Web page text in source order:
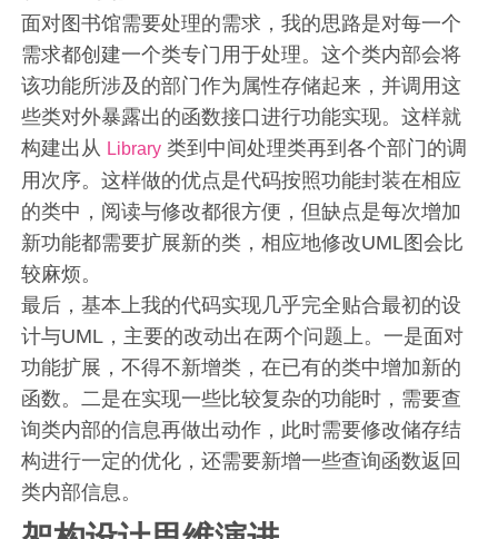
面对图书馆需要处理的需求，我的思路是对每一个
需求都创建一个类专门用于处理。这个类内部会将
该功能所涉及的部门作为属性存储起来，并调用这
些类对外暴露出的函数接口进行功能实现。这样就
构建出从 Library 类到中间处理类再到各个部门的调
用次序。这样做的优点是代码按照功能封装在相应
的类中，阅读与修改都很方便，但缺点是每次增加
新功能都需要扩展新的类，相应地修改UML图会比
较麻烦。
最后，基本上我的代码实现几乎完全贴合最初的设
计与UML，主要的改动出在两个问题上。一是面对
功能扩展，不得不新增类，在已有的类中增加新的
函数。二是在实现一些比较复杂的功能时，需要查
询类内部的信息再做出动作，此时需要修改储存结
构进行一定的优化，还需要新增一些查询函数返回
类内部信息。